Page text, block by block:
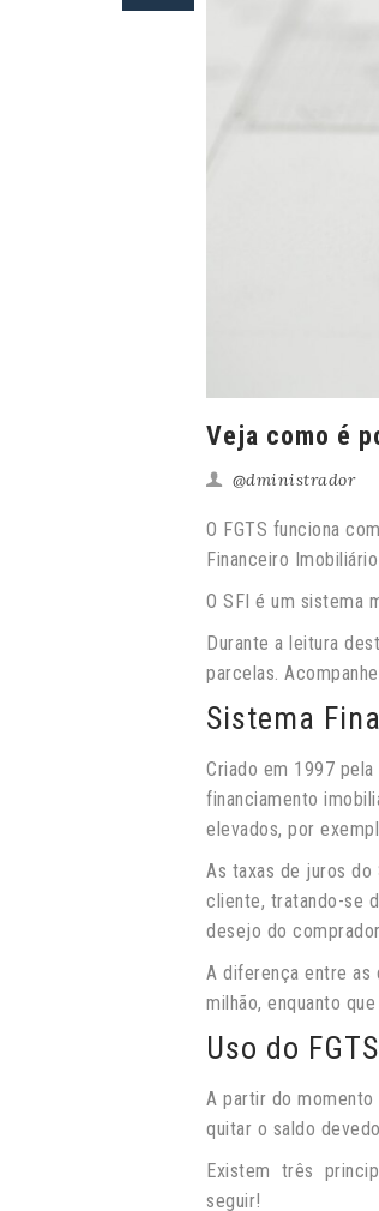
Veja como é
@dministrador
O FGTS funciona
Financeiro
O SFI é um sistema
Durante a leitura
parcelas.
Sistema
Criado em 1997 pela
financiamento
elevados, por
As taxas de juros do
cliente, tratando-se
desejo do
A diferença entre as
milhão, enquanto
Uso do
A partir do
quitar o saldo
Existem três
seguir!